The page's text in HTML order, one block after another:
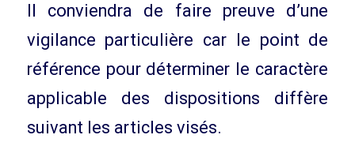
Il conviendra de faire preuve d’une
vigilance particulière car le point de
référence pour déterminer le caractère
applicable des dispositions diffère
suivant les articles visés.